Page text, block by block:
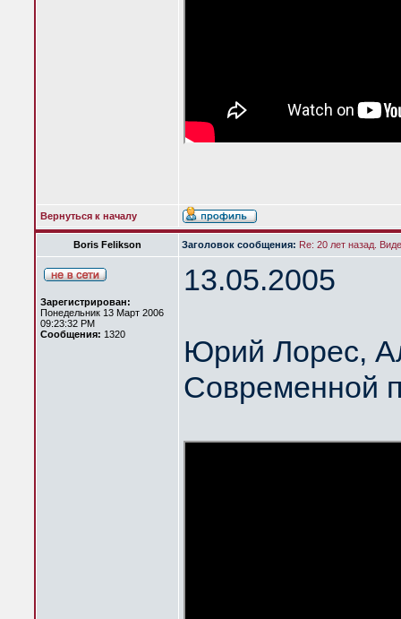
Вернуться к началу
Boris Felikson Заголовок сообщения: Re: 20 лет назад.
Зарегистрирован:
Понедельник 13 Март 2006
09:23:32 PM
Сообщения: 1320
13.05.2005
Юрий Лорес,
Современной